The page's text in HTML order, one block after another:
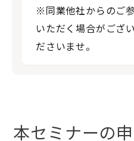
※同業他社からのご
いただく場合がござ
ださいませ。
本セミナーの